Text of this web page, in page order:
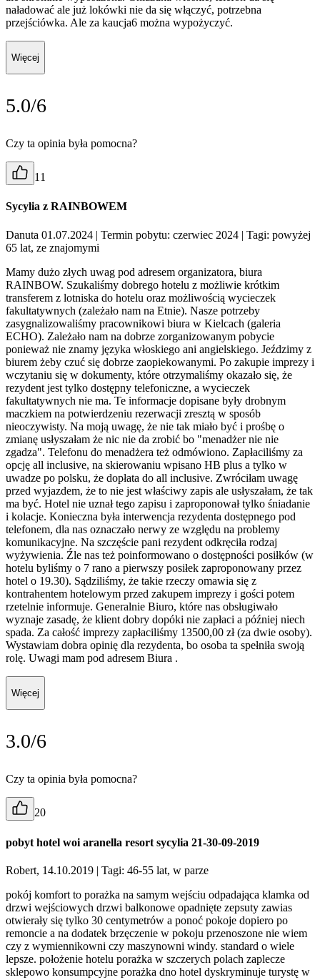
naładować ale już lokówki nie da się włączyć, potrzebna
przejściówka. Ale za kaucja6 można wypożyczyć.
Więcej
5.0/6
Czy ta opinia była pomocna?
11
Sycylia z RAINBOWEM
Danuta 01.07.2024 | Termin pobytu: czerwiec 2024 | Tagi: powyżej
65 lat, ze znajomymi
Mamy dużo złych uwag pod adresem organizatora, biura
RAINBOW. Szukaliśmy dobrego hotelu z możliwie krótkim
transferem z lotniska do hotelu oraz możliwością wycieczek
fakultatywnych (zależało nam na Etnie). Nasze potrzeby
zasygnalizowaliśmy pracownikowi biura w Kielcach (galeria
ECHO). Zależało nam na dobrze zorganizowanym pobycie
ponieważ nie znamy języka włoskiego ani angielskiego. Jeździmy z
biurem żeby czuć się dobrze zaopiekowanymi. Po zakupie imprezy i
wczytaniu się w dokumenty, które otrzymaliśmy okazało się, że
rezydent jest tylko dostępny telefoniczne, a wycieczek
fakultatywnych nie ma. Te informacje dopisane były drobnym
maczkiem na potwierdzeniu rezerwacji zresztą w sposób
nieoczywisty. Na moją uwagę, że nie tak miało być i prośbę o
zmianę usłyszałam że nic nie da zrobić bo "menadżer nie nie
zgadza". Telefonu do menadżera też odmówiono. Zapłaciliśmy za
opcję all inclusive, na skierowaniu wpisano HB plus a tylko w
uwadze po polsku, że dopłata do all inclusive. Zwróciłam uwagę
przed wyjazdem, że to nie jest właściwy zapis ale usłyszałam, że tak
ma być. Hotel nie uznał tego zapisu i zaproponował tylko śniadanie
i kolacje. Konieczna była interwencja rezydenta dostępnego pod
telefonem, dla nas oznaczało nerwy ze względu na problemy
komunikacyjne. Na szczęście pani rezydent odkręciła rodzaj
wyżywienia. Źle nas też poinformowano o dostępności posiłków (w
hotelu byliśmy o 7 rano a pierwszy posiłek zaproponowany przez
hotel o 19.30). Sądziliśmy, że takie rzeczy omawia się z
kontrahentem hotelowym przed zakupem imprezy i gości potem
rzetelnie informuje. Generalnie Biuro, które nas obsługiwało
wyznaje zasadę, że klient dobry dopóki nie zapłaci a później niech
spada. Za całość imprezy zapłaciliśmy 13500,00 zł (za dwie osoby).
Wystawiam dobra opinię dla rezydenta, bo osoba ta spełniła swoją
rolę. Uwagi mam pod adresem Biura .
Więcej
3.0/6
Czy ta opinia była pomocna?
20
pobyt hotel woi aranella resort sycylia 21-30-09-2019
Robert, 14.10.2019 | Tagi: 46-55 lat, w parze
pokój komfort to porażka na samym wejściu odpadająca klamka od
drzwi wejściowych drzwi balkonowe opadnięte zepsuty zawias
otwierały się tylko 30 centymetrów a ponoć pokoje dopiero po
remoncie a na dodatek brzęczenie w pokoju przenoszone nie wiem
czy z wymiennikowni czy maszynowni windy. standard o wiele
lepsze. położenie hotelu porażka w szczerych polach zaplecze
sklepowo konsumpcyjne porażka dno hotel dyskryminuje turystę w